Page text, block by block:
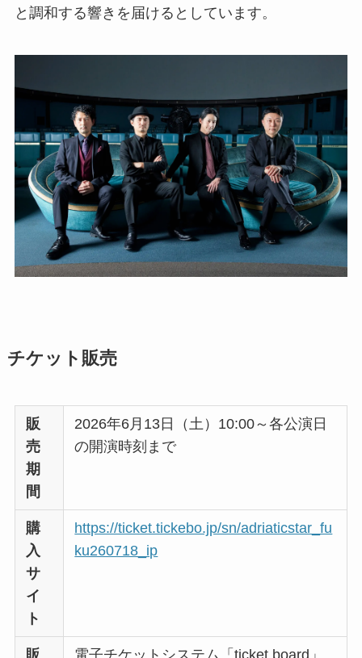
と調和する響きを届けるとしています。
チケット販売
販
売
期
間
2026年6月13日（土）10:00～各公演日
の開演時刻まで
購
入
サ
イ
ト
https://ticket.tickebo.jp/sn/adriaticstar_fu
ku260718_ip
販
電子チケットシステム「ticket board」